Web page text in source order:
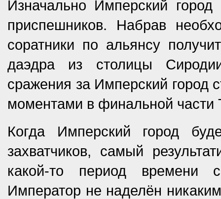
Изначально Имперский
приспешников. Набрав
соратники по альянсу
даэдра из столицы
сражения за Имперский город
моментами в финальной части
Когда Имперский город
захватчиков, самый
какой-то период времени
Император не наделён